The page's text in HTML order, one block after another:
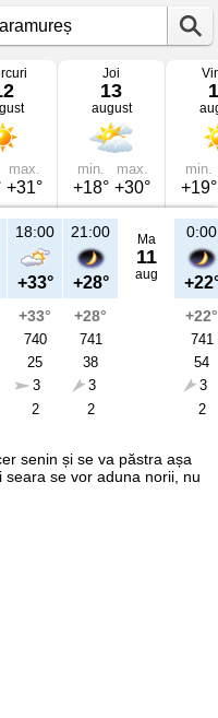
max.
+31°
Joi
13
august
min.
+18°
max.
+30°
min.
+19°
18:00
+33°
+33°
740
25
3
2
21:00
+28°
+28°
741
38
3
2
Ma
11
aug
0:00
+22°
741
54
3
2
senin și se va păstra așa
se vor aduna norii, nu